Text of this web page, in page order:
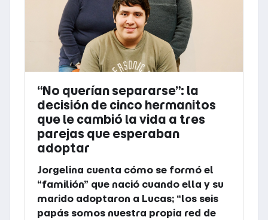
“No querían separarse”: la
decisión de cinco hermanitos
que le cambió la vida a tres
parejas que esperaban
adoptar
Jorgelina cuenta cómo se formó el
“familión” que nació cuando ella y su
marido adoptaron a Lucas; “los seis
papás somos nuestra propia red de